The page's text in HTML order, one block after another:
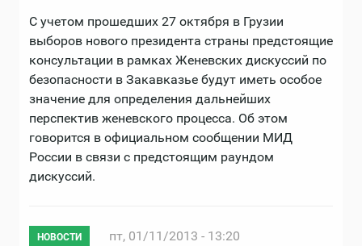
С учетом прошедших 27 октября в Грузии
выборов нового президента страны предстоящие
консультации в рамках Женевских дискуссий по
безопасности в Закавказье будут иметь особое
значение для определения дальнейших
перспектив женевского процесса. Об этом
говорится в официальном сообщении МИД
России в связи с предстоящим раундом
дискуссий.
НОВОСТИ пт, 01/11/2013 - 13:20